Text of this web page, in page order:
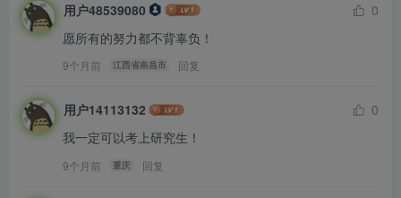
复旦大学
福州大学
苏州大学
用户48539080
0
愿所有的努力都不背辜负！
9个月前 江西省南昌市 回复
用户14113132
0
我一定可以考上研究生！
9个月前 重庆 回复